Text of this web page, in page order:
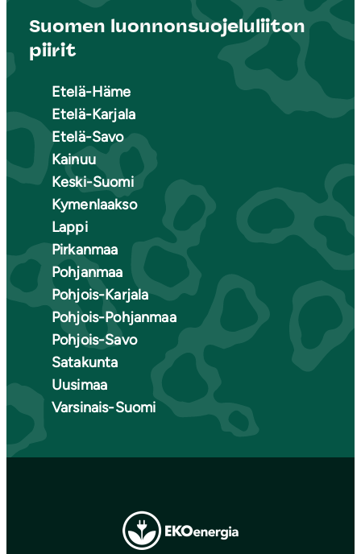
Suomen luonnonsuojeluliiton
piirit
Etelä-Häme
Etelä-Karjala
Etelä-Savo
Kainuu
Keski-Suomi
Kymenlaakso
Lappi
Pirkanmaa
Pohjanmaa
Pohjois-Karjala
Pohjois-Pohjanmaa
Pohjois-Savo
Satakunta
Uusimaa
Varsinais-Suomi